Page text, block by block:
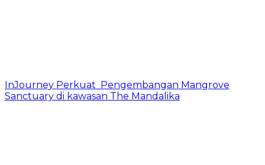
InJourney Perkuat Pengembangan Mangrove
Sanctuary di kawasan The Mandalika